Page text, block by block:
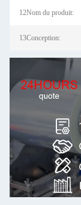
12Nom du produit:
13Conception: